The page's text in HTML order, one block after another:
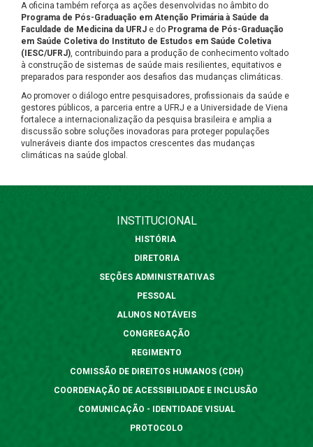
A oficina também reforça as ações desenvolvidas no âmbito do
Programa de Pós-Graduação em Atenção Primária à Saúde da
Faculdade de Medicina da UFRJ e do Programa de Pós-Graduação
em Saúde Coletiva do Instituto de Estudos em Saúde Coletiva
(IESC/UFRJ), contribuindo para a produção de conhecimento voltado
à construção de sistemas de saúde mais resilientes, equitativos e
preparados para responder aos desafios das mudanças climáticas.
Ao promover o diálogo entre pesquisadores, profissionais da saúde e
gestores públicos, a parceria entre a UFRJ e a Universidade de Viena
fortalece a internacionalização da pesquisa brasileira e amplia a
discussão sobre soluções inovadoras para proteger populações
vulneráveis diante dos impactos crescentes das mudanças
climáticas na saúde global.
INSTITUCIONAL
HISTÓRIA
DIRETORIA
SEÇÕES ADMINISTRATIVAS
PESSOAL
ALUNOS NOTÁVEIS
CONGREGAÇÃO
REGIMENTO
COMISSÃO DE DIREITOS HUMANOS (CDH)
COORDENAÇÃO DE ACESSIBILIDADE E INCLUSÃO
COMUNICAÇÃO - IDENTIDADE VISUAL
PROTOCOLO